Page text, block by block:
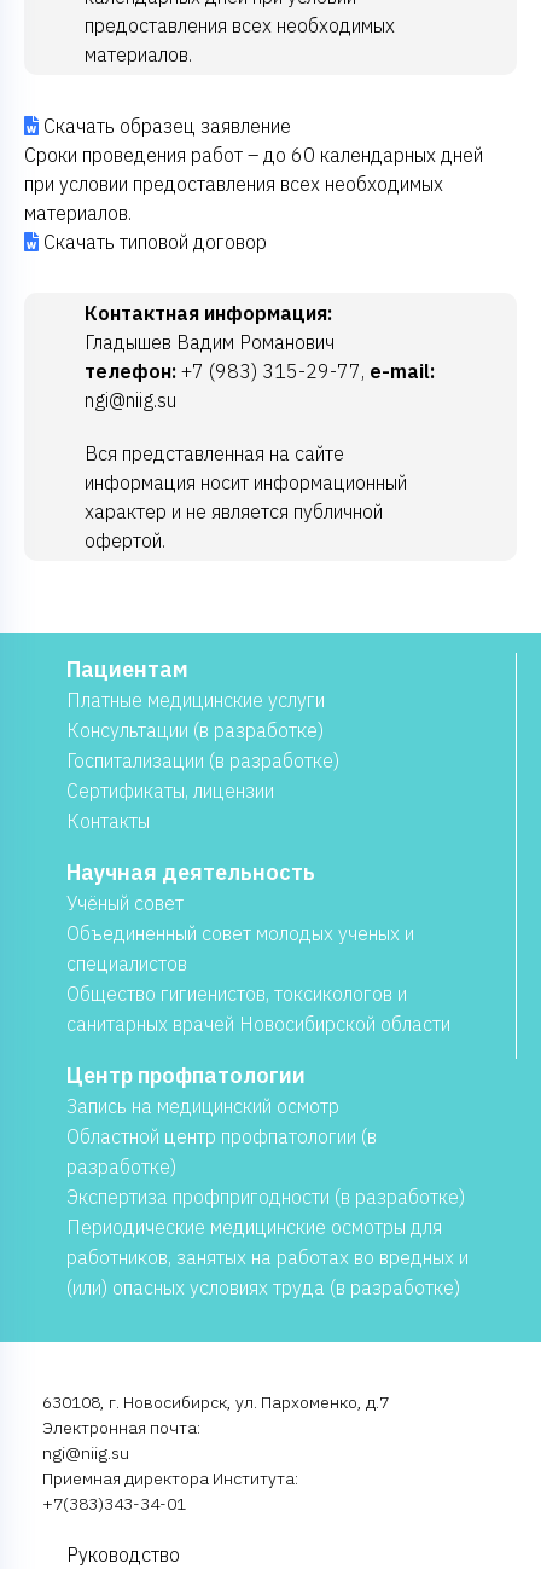
предоставления всех необходимых
материалов.
Скачать образец заявление
Сроки проведения работ – до 60 календарных дней
при условии предоставления всех необходимых
материалов.
Скачать типовой договор
Контактная информация:
Гладышев Вадим Романович
телефон: +7 (983) 315-29-77, e-mail:
ngi@niig.su
Вся представленная на сайте
информация носит информационный
характер и не является публичной
офертой.
Пациентам
Платные медицинские услуги
Консультации (в разработке)
Госпитализации (в разработке)
Сертификаты, лицензии
Контакты
Научная деятельность
Учёный совет
Объединенный совет молодых ученых и
специалистов
Общество гигиенистов, токсикологов и
санитарных врачей Новосибирской области
Центр профпатологии
Запись на медицинский осмотр
Областной центр профпатологии (в
разработке)
Экспертиза профпригодности (в разработке)
Периодические медицинские осмотры для
работников, занятых на работах во вредных и
(или) опасных условиях труда (в разработке)
630108, г. Новосибирск, ул. Пархоменко, д.7
Электронная почта:
ngi@niig.su
Приемная директора Института:
+7(383)343-34-01
Руководство